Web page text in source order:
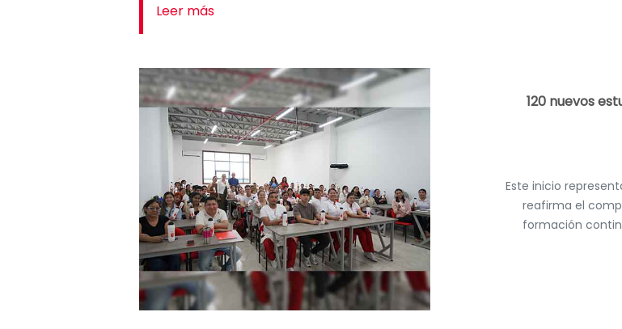
Leer más
120 nuevos
Este inicio
reafirma el
formación